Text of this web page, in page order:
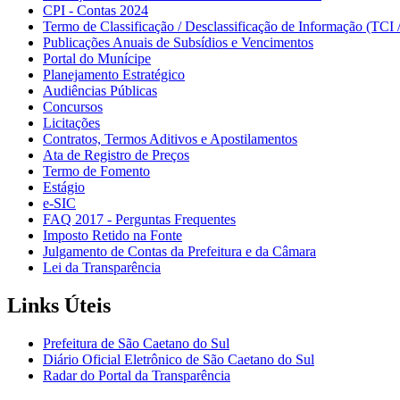
CPI - Contas 2024
Termo de Classificação / Desclassificação de Informação
Publicações Anuais de Subsídios e Vencimentos
Portal do Munícipe
Planejamento Estratégico
Audiências Públicas
Concursos
Licitações
Contratos, Termos Aditivos e Apostilamentos
Ata de Registro de Preços
Termo de Fomento
Estágio
e-SIC
FAQ 2017 - Perguntas Frequentes
Imposto Retido na Fonte
Julgamento de Contas da Prefeitura e da Câmara
Lei da Transparência
Links Úteis
Prefeitura de São Caetano do Sul
Diário Oficial Eletrônico de São Caetano do Sul
Radar do Portal da Transparência